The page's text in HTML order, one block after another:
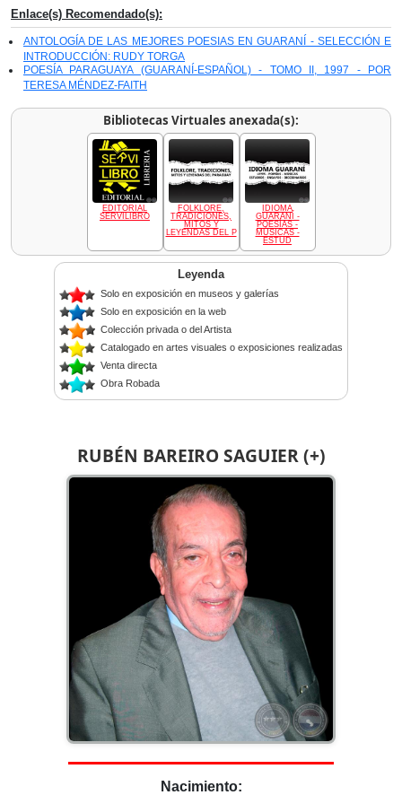
RUBÉN BAREIRO SAGUIER (+)
Nacimiento:
Enlace(s) Recomendado(s):
ANTOLOGÍA DE LAS MEJORES POESIAS EN GUARANÍ - SELECCIÓN E
INTRODUCCIÓN: RUDY TORGA
POESÍA PARAGUAYA (GUARANÍ-ESPAÑOL) - TOMO II, 1997 - POR
TERESA MÉNDEZ-FAITH
Bibliotecas Virtuales anexada(s):
EDITORIAL
SERVILIBRO
FOLKLORE,
TRADICIONES,
MITOS Y
LEYENDAS DEL P
IDIOMA
GUARANÍ -
POESÍAS -
MÚSICAS -
ESTUD
Leyenda
Solo en exposición en museos y galerías
Solo en exposición en la web
Colección privada o del Artista
Catalogado en artes visuales o exposiciones realizadas
Venta directa
Obra Robada